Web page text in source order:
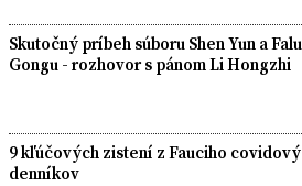
Skutočný príbeh súboru Shen Yun a
Gongu - rozhovor s pánom Li Hongzhi
9 kľúčových zistení z Fauciho
denníkov